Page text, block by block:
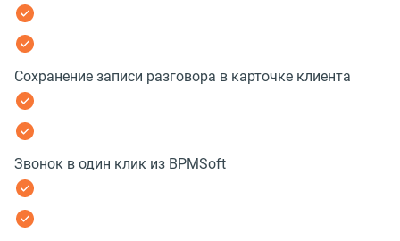
Сохранение записи разговора в карточке клиента
Звонок в один клик из BPMSoft